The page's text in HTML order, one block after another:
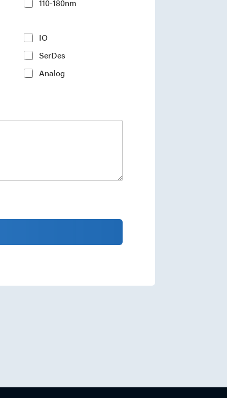
110-180nm
IO
SerDes
Analog